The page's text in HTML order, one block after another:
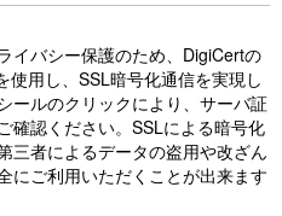
イバシー保護のため、DigiCertの
使用し、SSL暗号化通信を実現し
ールのクリックにより、サーバ証
確認ください。SSLによる暗号化
三者によるデータの盗用や改ざん
にご利用いただくことが出来ます